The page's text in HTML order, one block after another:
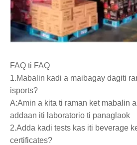
FAQ ti FAQ
1.Mabalin kadi a maibagay dagiti
isports?
A:Amin a kita ti raman ket mabalin
addaan iti laboratorio ti panaglaok
2.Adda kadi tests kas iti beverage
certificates?